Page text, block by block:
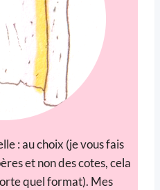
: au choix (je vous fais
et non des cotes, cela
quel format). Mes